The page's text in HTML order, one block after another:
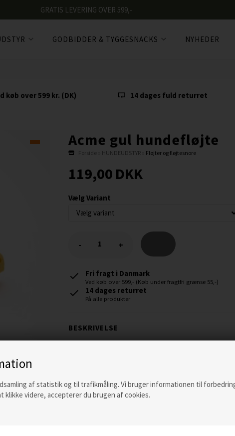
GRATIS LEVERING OVER 599,-
af statistik og til trafikmåling. Vi bruger informationen til
klikke videre, accepterer du brugen af cookies.
GODBIDDER & TYGGESNACKS NYHEDER
køb over 599 kr. (DK) 14 dages fuld returret
Acme gul hundefløjte
Forside HUNDEUDSTYR» Fløjter og fløjtesnore
119,00 DKK
Vælg Variant
- +
Fri fragt i Danmark
Ved køb over 599,- (Køb under fragtfri grænse 55,-)
14 dages returret
På alle produkter
BESKRIVELSE
Acme fløjter er de mest populære fløjter på
forskellige toner (210.5 og 211.5). Se mere under
Specifikationer, 210.5: